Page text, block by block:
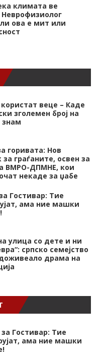
климата ве
Неврофизиолог
ова е мит или
веце – Каде
зголемен број на
знам
горивата: Нов
граѓаните, освен за
ВМРО-ДПМНЕ, кои
некаде за џабе
Гостивар: Тие
ама ние машки
улица со дете и ни
српско семејство
драма на
Гостивар: Тие
ама ние машки